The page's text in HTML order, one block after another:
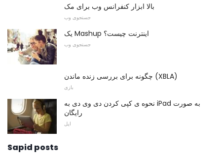
بالا ابزار کنفرانس وب برای مک
جستجوی وب
یک Mashup اینترنت چیست؟
جستجوی وب
چگونه برای بررسی زنده ماندن (XBLA)
بازی
نحوه ی کپی کردن دی وی دی به iPad به صورت
رایگان
اپل
Sapid posts